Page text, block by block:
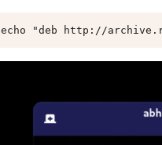
echo "deb http://